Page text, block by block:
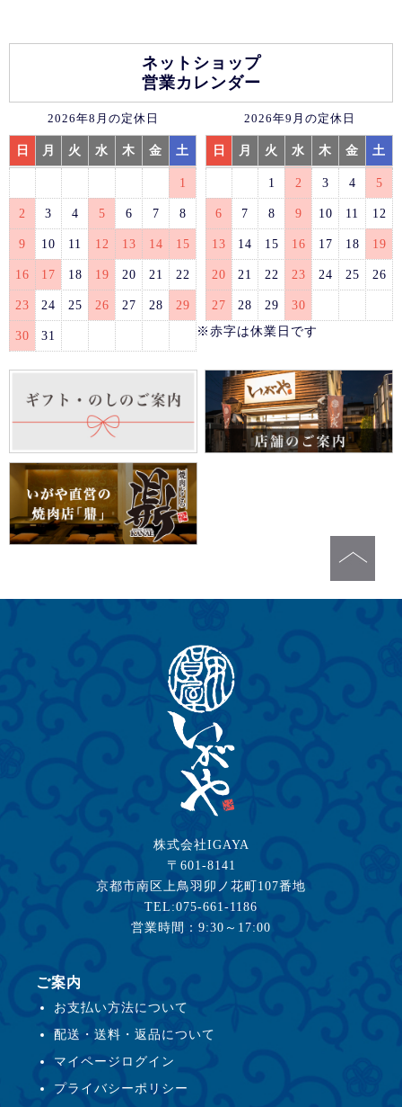
ネットショップ
営業カレンダー
2026年8月の定休日
日 月 火 水 木 金 土
1
2 3 4 5 6 7 8
9 10 11 12 13 14 15
16 17 18 19 20 21 22
23 24 25 26 27 28 29
30 31
2026年9月の定休日
日 月 火 水 木 金 土
1 2 3 4 5
6 7 8 9 10 11 12
13 14 15 16 17 18 19
20 21 22 23 24 25 26
27 28 29
30
※赤字は休業日です
株式会社IGAYA
〒601-8141
京都市南区上鳥羽卯ノ花町107番地
TEL:075-661-1186
営業時間：9:30～17:00
ご案内
お支払い方法について
配送・送料・返品について
マイページログイン
プライバシーポリシー